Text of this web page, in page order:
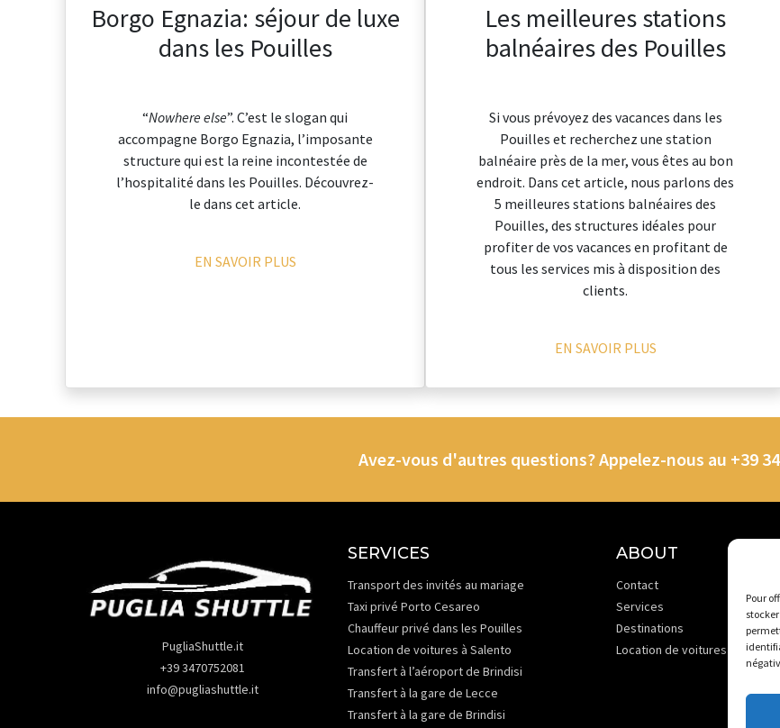
Pour
Borgo Egnazia: séjour de luxe
dans les Pouilles
“Nowhere else”. C’est le slogan qui
accompagne Borgo Egnazia, l’imposante
structure qui est la reine incontestée de
l’hospitalité dans les Pouilles. Découvrez-
le dans cet article.
EN SAVOIR PLUS
Les meilleures stations
balnéaires des Pouilles
Si vous prévoyez des vacances dans les
Pouilles et recherchez une station
balnéaire près de la mer, vous êtes au bon
endroit. Dans cet article, nous parlons des
5 meilleures stations balnéaires des
Pouilles, des structures idéales pour
profiter de vos vacances en profitant de
tous les services mis à disposition des
clients.
EN SAVOIR PLUS
Avez-vous d'autres questions? Appelez-nous au +39
PugliaShuttle.it
+39 3470752081
info@pugliashuttle.it
SERVICES
Transport des invités au mariage
Taxi privé Porto Cesareo
Chauffeur privé dans les Pouilles
Location de voitures à Salento
Transfert à l’aéroport de Brindisi
Transfert à la gare de Lecce
Transfert à la gare de Brindisi
ABOUT
Contact
Services
Destinations
Location de voitures à Salento